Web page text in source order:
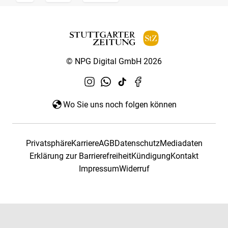
© NPG Digital GmbH 2026
Wo Sie uns noch folgen können
PrivatsphäreKarriereAGBDatenschutzMediadaten
Erklärung zur BarrierefreiheitKündigungKontakt
ImpressumWiderruf